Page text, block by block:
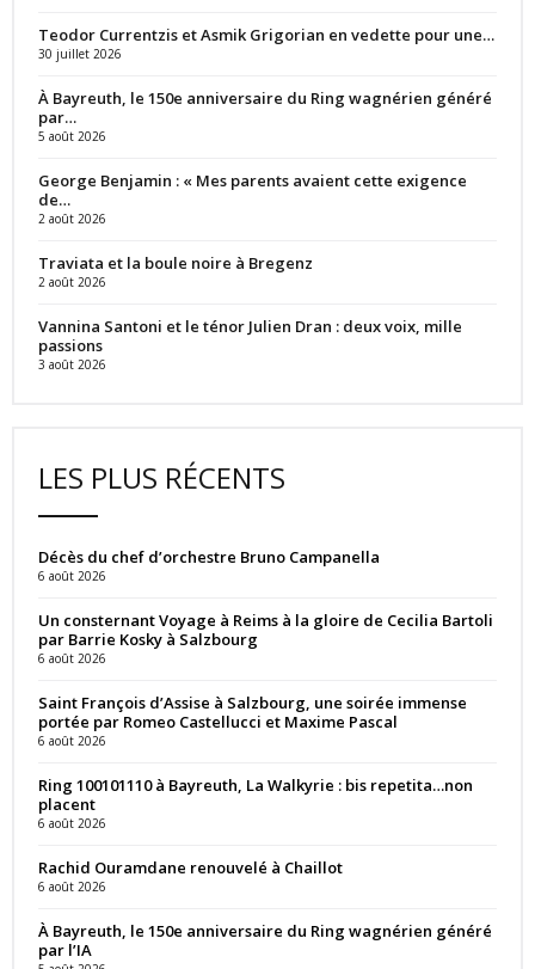
Teodor Currentzis et Asmik Grigorian en vedette pour une…
30 juillet 2026
À Bayreuth, le 150e anniversaire du Ring wagnérien généré
par…
5 août 2026
George Benjamin : « Mes parents avaient cette exigence
de…
2 août 2026
Traviata et la boule noire à Bregenz
2 août 2026
Vannina Santoni et le ténor Julien Dran : deux voix, mille
passions
3 août 2026
LES PLUS RÉCENTS
Décès du chef d’orchestre Bruno Campanella
6 août 2026
Un consternant Voyage à Reims à la gloire de Cecilia Bartoli
par Barrie Kosky à Salzbourg
6 août 2026
Saint François d’Assise à Salzbourg, une soirée immense
portée par Romeo Castellucci et Maxime Pascal
6 août 2026
Ring 100101110 à Bayreuth, La Walkyrie : bis repetita…non
placent
6 août 2026
Rachid Ouramdane renouvelé à Chaillot
6 août 2026
À Bayreuth, le 150e anniversaire du Ring wagnérien généré
par l’IA